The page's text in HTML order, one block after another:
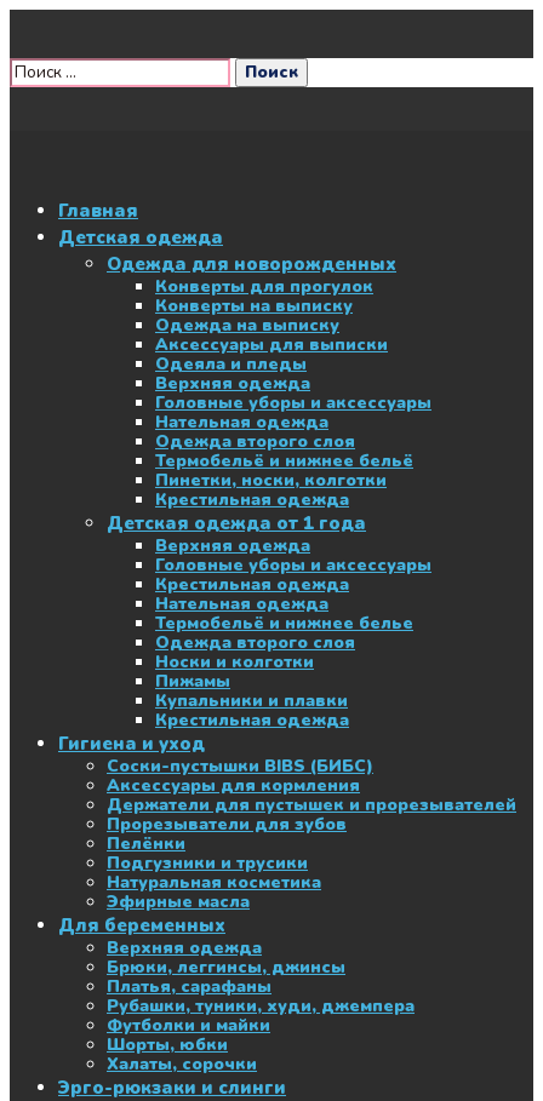
Главная
Детская одежда
Одежда для новорожденных
Конверты для прогулок
Конверты на выписку
Одежда на выписку
Аксессуары для выписки
Одеяла и пледы
Верхняя одежда
Головные уборы и аксессуары
Нательная одежда
Одежда второго слоя
Термобельё и нижнее бельё
Пинетки, носки, колготки
Крестильная одежда
Детская одежда от 1 года
Верхняя одежда
Головные уборы и аксессуары
Крестильная одежда
Нательная одежда
Термобельё и нижнее белье
Одежда второго слоя
Носки и колготки
Пижамы
Купальники и плавки
Крестильная одежда
Гигиена и уход
Соски-пустышки BIBS (БИБС)
Аксессуары для кормления
Держатели для пустышек и прорезывателей
Прорезыватели для зубов
Пелёнки
Подгузники и трусики
Натуральная косметика
Эфирные масла
Для беременных
Верхняя одежда
Брюки, леггинсы, джинсы
Платья, сарафаны
Рубашки, туники, худи, джемпера
Футболки и майки
Шорты, юбки
Халаты, сорочки
Эрго-рюкзаки и слинги